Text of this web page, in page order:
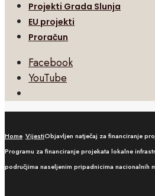
Projekti Grada Slunja
EU projekti
Proračun
Facebook
YouTube
Search
Home VijestiObjavljen natječaj za financiranje
Programu za financiranje projekata lokalne
područjima naseljenim pripadnicima nacionalnih